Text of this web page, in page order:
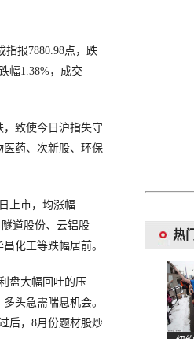
报7880.98点，跌
幅1.38%，成交
致使今日沪指失守
医药、次新股、环保
上市，均涨幅
隧道股份、云铝股
化工等跌幅居前。
盘大幅回吐的压
头急需喘息机会。
后，8月份题材股炒
热